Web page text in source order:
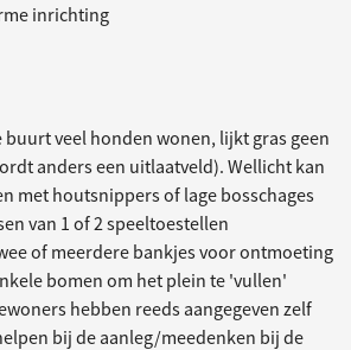
inrichting
buurt veel honden wonen, lijkt gras geen
anders een uitlaatveld). Wellicht kan
met houtsnippers of lage bosschages
van 1 of 2 speeltoestellen
of meerdere bankjes voor ontmoeting
bomen om het plein te 'vullen'
hebben reeds aangegeven zelf
bij de aanleg/meedenken bij de